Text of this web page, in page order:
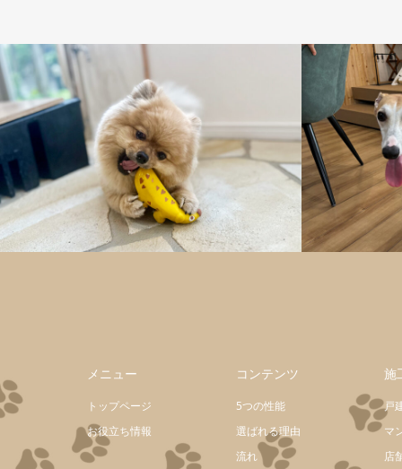
メニュー
トップページ
お役立ち情報
コンテンツ
5つの性能
選ばれる理由
流れ
施
戸
マ
店